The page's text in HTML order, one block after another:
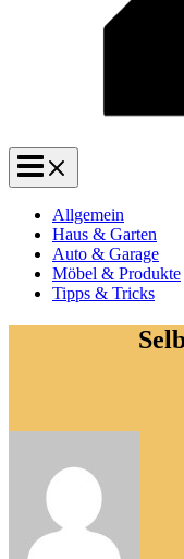
Allgemein
Haus & Garten
Auto & Garage
Möbel & Produkte
Tipps & Tricks